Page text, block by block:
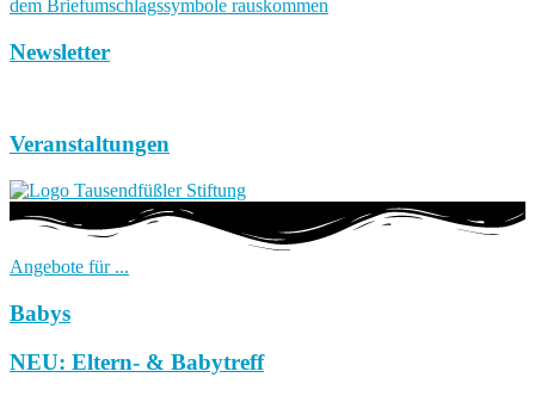
Newsletter
Veranstaltungen
Angebote für ...
Babys
NEU: Eltern- & Babytreff